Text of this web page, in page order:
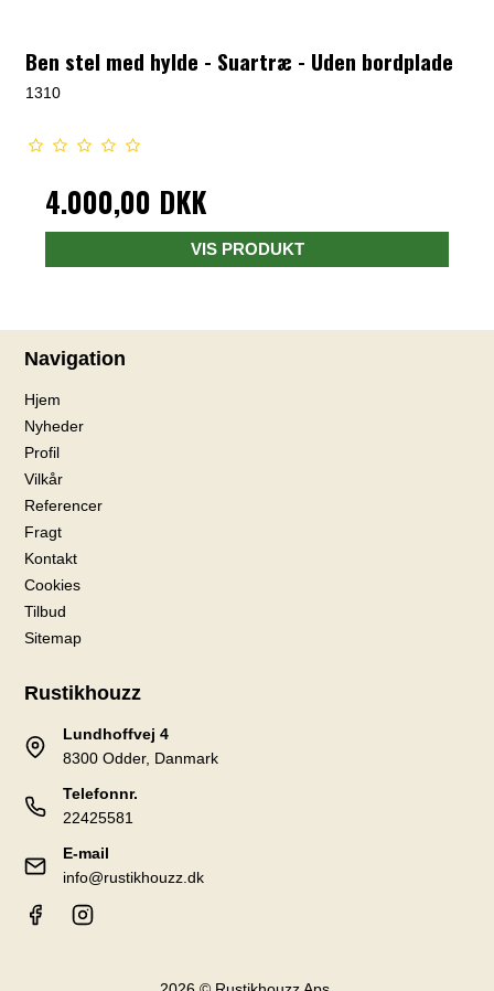
Ben stel med hylde - Suartræ - Uden bordplade
1310
4.000,00 DKK
VIS PRODUKT
Navigation
Hjem
Nyheder
Profil
Vilkår
Referencer
Fragt
Kontakt
Cookies
Tilbud
Sitemap
Rustikhouzz
Lundhoffvej 4
8300 Odder, Danmark
Telefonnr.
22425581
E-mail
info@rustikhouzz.dk